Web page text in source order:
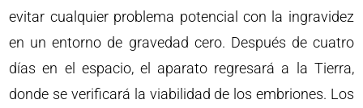
evitar cualquier problema potencial con la ingravidez
en un entorno de gravedad cero. Después de cuatro
días en el espacio, el aparato regresará a la Tierra,
donde se verificará la viabilidad de los embriones. Los